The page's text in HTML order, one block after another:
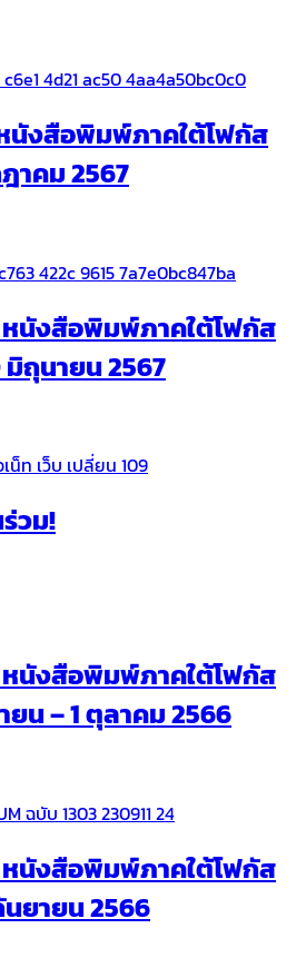
นังสือพิมพ์ภาคใต้โฟกัส
าคม 2567
นังสือพิมพ์ภาคใต้โฟกัส
ถุนายน 2567
วม!
นังสือพิมพ์ภาคใต้โฟกัส
น – 1 ตุลาคม 2566
นังสือพิมพ์ภาคใต้โฟกัส
นยายน 2566